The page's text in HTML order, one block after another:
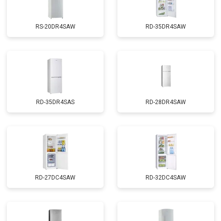
RS-20DR4SAW RD-35DR4SAW
RD-35DR4SAS RD-28DR4SAW
RD-27DC4SAW RD-32DC4SAW